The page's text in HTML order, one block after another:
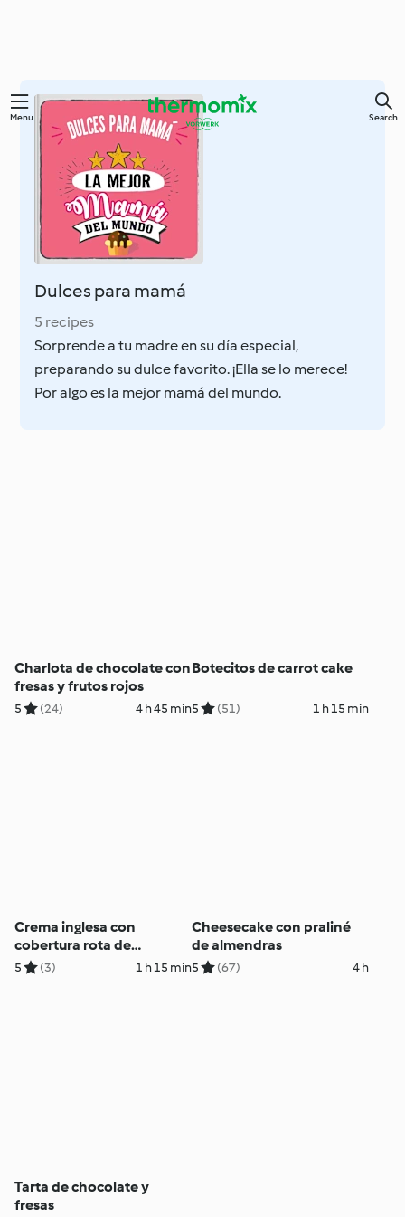
Skip
content
Menu Search
Dulces para mamá
5 recipes
Sorprende a tu madre en su día especial,
preparando su dulce favorito. ¡Ella se lo merece!
Por algo es la mejor mamá del mundo.
Charlota de chocolate con
fresas y frutos rojos
5 (24) 4 h 45 min
Botecitos de carrot cake
5 (51) 1 h 15 min
Crema inglesa con
cobertura rota de
caramelo
5 (3) 1 h 15 min
Cheesecake con praliné
de almendras
5 (67) 4 h
Tarta de chocolate y
fresas